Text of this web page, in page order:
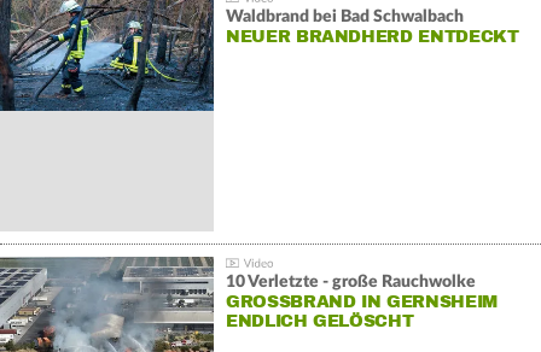
Waldbrand bei Bad Schwalbach
NEUER BRANDHERD ENTDECKT
10 Verletzte - große Rauchwolke
GROSSBRAND IN GERNSHEIM E
NDLICH GELÖSCHT